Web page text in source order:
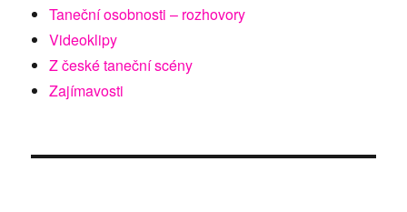
Taneční osobnosti – rozhovory
Videoklipy
Z české taneční scény
Zajímavosti